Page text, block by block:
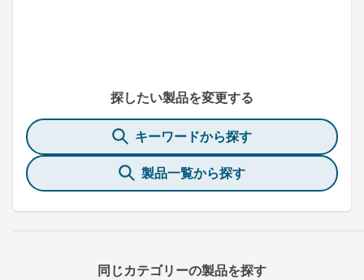
探したい製品を変更する
キーワードから探す
製品一覧から探す
同じカテゴリーの製品を探す